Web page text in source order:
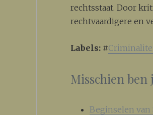
rechtsstaat. Door
rechtvaardigere en
Labels: #
Misschien ben
Beginselen